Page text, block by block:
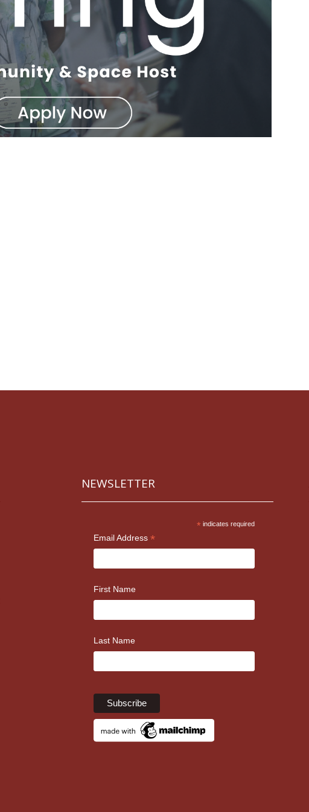
NEWSLETTER
* indicates required
Email Address *
First Name
Last Name